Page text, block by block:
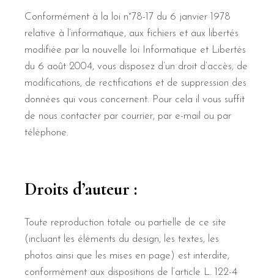
Conformément à la loi n°78-17 du 6 janvier 1978
relative à l’informatique, aux fichiers et aux libertés
modifiée par la nouvelle loi Informatique et Libertés
du 6 août 2004, vous disposez d’un droit d’accès, de
modifications, de rectifications et de suppression des
données qui vous concernent. Pour cela il vous suffit
de nous contacter par courrier, par e-mail ou par
téléphone.
Droits d’auteur :
Toute reproduction totale ou partielle de ce site
(incluant les éléments du design, les textes, les
photos ainsi que les mises en page) est interdite,
conformément aux dispositions de l’article L. 122-4